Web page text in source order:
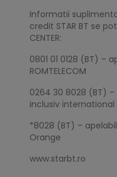
Informatii
credit STAR BT se
CENTER:
0801 01 0128 (BT) –
ROMTELECOM
0264 30 8028 (BT)
inclusiv international
*8028 (BT) –
Orange
www.starbt.ro